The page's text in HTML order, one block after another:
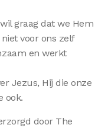
graag dat we Hem
voor ons zelf
en werkt
Jezus, Hij die onze
ook.
door The